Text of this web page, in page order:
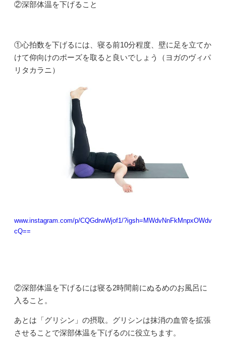
②深部体温を下げること
①心拍数を下げるには、寝る前10分程度、壁に足を立てか
けて仰向けのポーズを取ると良いでしょう（ヨガのヴィパ
リタカラニ）
www.instagram.com/p/CQGdrwWjof1/?igsh=MWdvNnFkMnpxOWdv
cQ==
②深部体温を下げるには寝る2時間前にぬるめのお風呂に
入ること。
あとは「グリシン」の摂取。グリシンは抹消の血管を拡張
させることで深部体温を下げるのに役立ちます。